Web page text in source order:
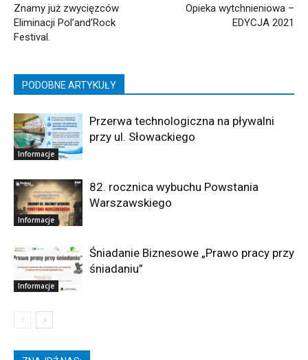
Znamy już zwycięzców
Eliminacji Pol’and’Rock
Festival.
Opieka wytchnieniowa –
EDYCJA 2021
PODOBNE ARTYKUŁY
Informacje
Przerwa technologiczna na pływalni
przy ul. Słowackiego
Informacje
82. rocznica wybuchu Powstania
Warszawskiego
Informacje
Śniadanie Biznesowe „Prawo pracy przy
śniadaniu”